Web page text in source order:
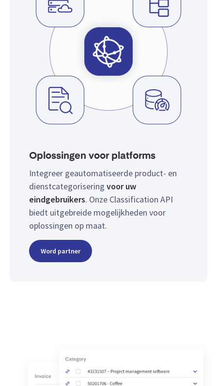
Oplossingen voor platforms
Integreer geautomatiseerde product- en
dienstcategorisering voor uw
eindgebruikers. Onze Classification API
biedt uitgebreide mogelijkheden voor
oplossingen op maat.
Word partner